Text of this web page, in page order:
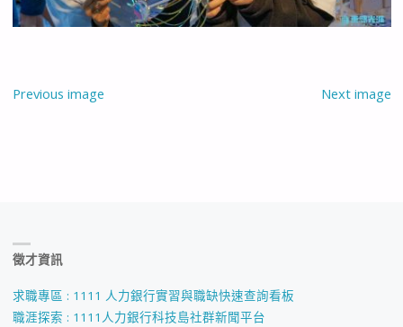
Previous image Next image
徵才資訊
求職專區 : 1111 人力銀行實習與職缺快速查詢看板
職涯探索 : 1111人力銀行科技島社群新聞平台